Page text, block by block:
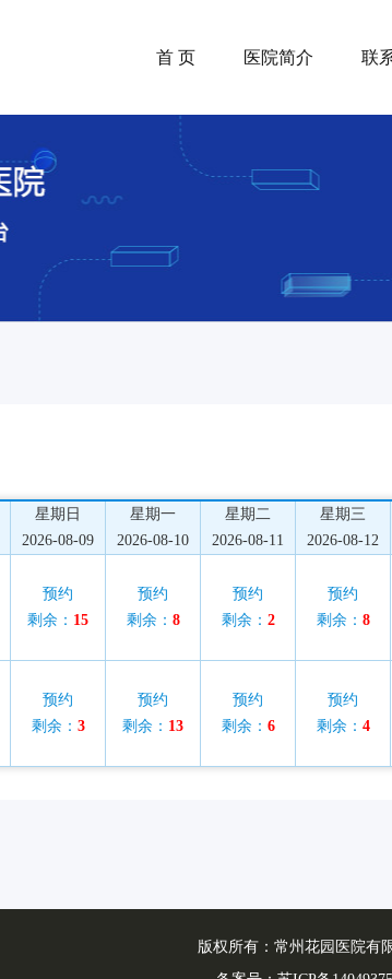
首 页 医院简介 联
星期日
2026-08-09
星期一
2026-08-10
星期二
2026-08-11
星期三
2026-08-12
预约
剩余： 15
预约
剩余： 8
预约
剩余： 2
预约
剩余： 8
预约
剩余： 3
预约
剩余： 13
预约
剩余： 6
预约
剩余： 4
版权所有：常州花园医院有